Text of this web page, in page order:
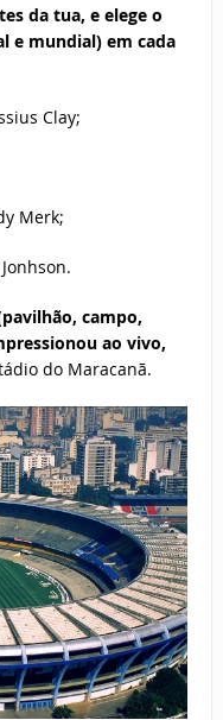
da tua, e elege o
e mundial) em cada
Clay;
Merk;
campo,
ao vivo,
do Maracanã.